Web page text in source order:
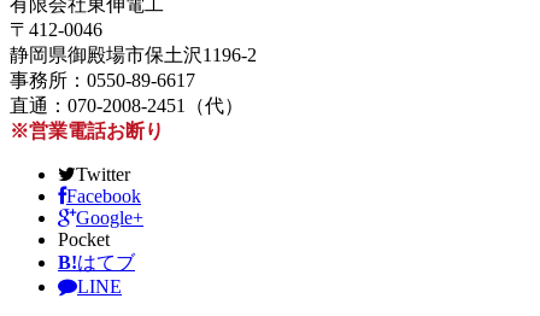
〒412-0046
静岡県御殿場市保土沢1196-2
事務所：0550-89-6617
直通：070-2008-2451（代）
※営業電話お断り
Twitter
Facebook
Google+
Pocket
B!はてブ
LINE